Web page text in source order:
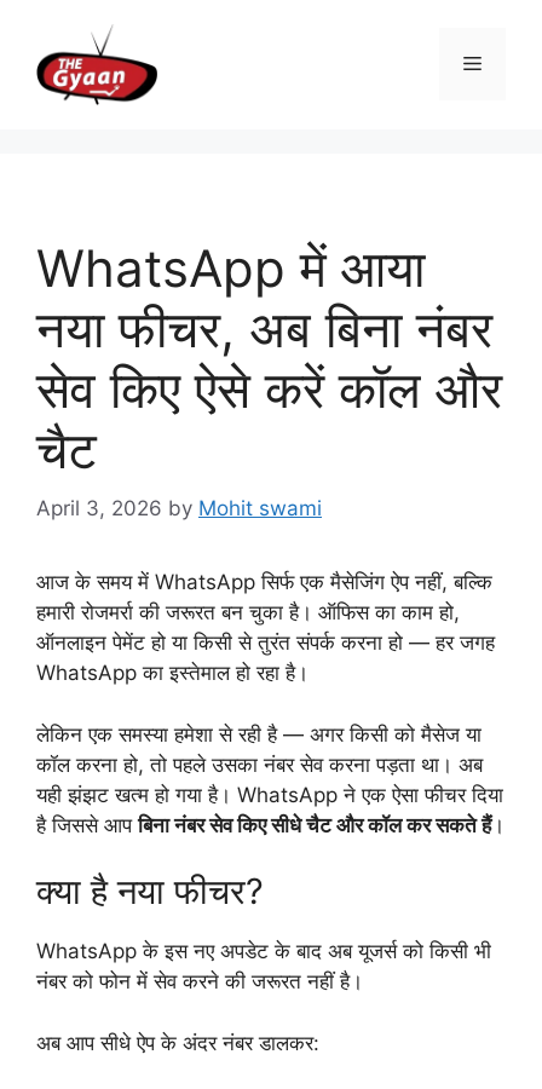
content
Menu
WhatsApp में आया
नया फीचर, अब बिना नंबर
सेव किए ऐसे करें कॉल और
चैट
April 3, 2026 by Mohit swami
आज के समय में WhatsApp सिर्फ एक मैसेजिंग ऐप नहीं, बल्कि
हमारी रोजमर्रा की जरूरत बन चुका है। ऑफिस का काम हो,
ऑनलाइन पेमेंट हो या किसी से तुरंत संपर्क करना हो — हर जगह
WhatsApp का इस्तेमाल हो रहा है।
लेकिन एक समस्या हमेशा से रही है — अगर किसी को मैसेज या
कॉल करना हो, तो पहले उसका नंबर सेव करना पड़ता था। अब
यही झंझट खत्म हो गया है। WhatsApp ने एक ऐसा फीचर दिया
है जिससे आपबिना नंबर सेव किए सीधे चैट और कॉल कर सकते हैं।
क्या है नया फीचर?
WhatsApp के इस नए अपडेट के बाद अब यूजर्स को किसी भी
नंबर को फोन में सेव करने की जरूरत नहीं है।
अब आप सीधे ऐप के अंदर नंबर डालकर: